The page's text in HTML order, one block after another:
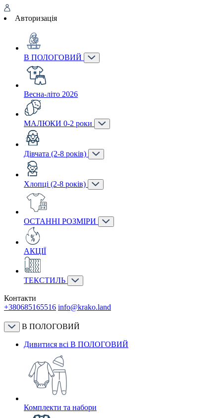
Авторизація
В ПОЛОГОВИЙ
Весна-літо 2026
МАЛЮКИ 0-2 роки
Дівчата (2-8 років)
Хлопці (2-8 років)
ОСТАННІ РОЗМІРИ
АКЦІЇ
ТЕКСТИЛЬ
Контакти
+380685165516 info@krako.land
В ПОЛОГОВИЙ
Дивитися всі В ПОЛОГОВИЙ
Комплекти та набори